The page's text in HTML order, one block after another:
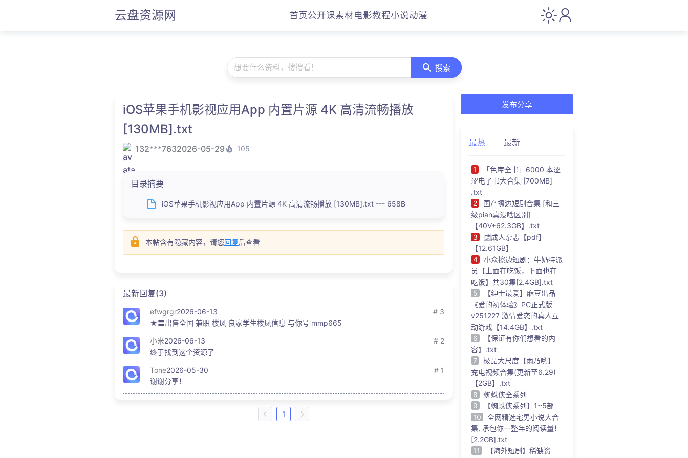
云盘资源网 首页公开课素材电影教程小说动漫
想要什么资料，搜搜看！ 搜索
iOS苹果手机影视应用App 内置片源 4K 高清流畅播放
[130MB].txt
132***7632026-05-29 105
目录摘要
iOS苹果手机影视应用App 内置片源 4K 高清流畅播放 [130MB].txt --- 658B
本帖含有隐藏内容，请您回复后查看
最新回复(3)
efwgrgr2026-06-13
# 3
★〓出售全国 兼职 楼风 良家学生楼凤信息 与你号 mmp665
小米2026-06-13
# 2
终于找到这个资源了
Tone2026-05-30
# 1
谢谢分享！
1
发布分享
最热 最新
1
「色库全书」6000 本涩
涩电子书大合集 [700MB]
.txt
2
国产擦边短剧合集 [和三
级pian真没啥区别]
【40V+62.3GB】.txt
3
🈲成人杂志【pdf】
【12.61GB】
4
小众擦边短剧：牛奶特派
员【上面在吃饭，下面也在
吃饭】共30集[2.4GB].txt
5
【绅士最爱】麻豆出品
《爱的初体验》PC正式版
v251227 激情爱恋的真人互
动游戏【14.4GB】.txt
6
【保证有你们想看的内
容】.txt
7
极品大尺度【雨乃哟】
充电视频合集(更新至6.29)
【2GB】.txt
8
蜘蛛侠全系列
9
【蜘蛛侠系列】1~5部
10
全网精选宅男小说大合
集, 承包你一整年的阅读量！
[2.2GB].txt
11
【海外短剧】稀缺资